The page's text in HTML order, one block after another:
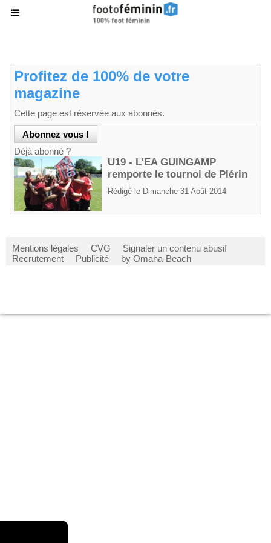
Profitez de 100% de votre
magazine
Cette page est réservée aux abonnés.
Déjà abonné ?
U19 - L'EA GUINGAMP
remporte le tournoi de Plérin
Rédigé le Dimanche 31 Août 2014
Mentions légales CVG
Signaler un contenu abusif
Recrutement
Publicité by Omaha-Beach